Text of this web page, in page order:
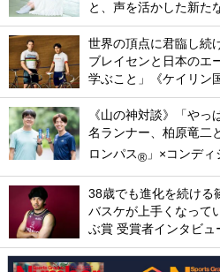
と、声を活かした新た
世界の頂点に君臨し続
ブレイセンと日本のエ
学ぶこと」《ケイリン
《山の神対談》「やっ
名ランナー、柏原竜二
ロンパス® 」×コンデ
38歳でも進化を続ける
バスケが上手くなって
ぶ賞 受賞者インタビュ